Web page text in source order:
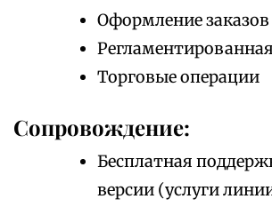
Оформление
Торговые операции
Сопровождение:
Бесплатная
версии (услуги